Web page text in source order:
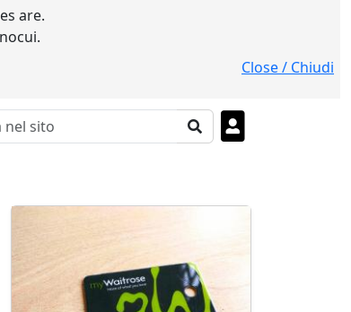
are.
Close / Chiudi